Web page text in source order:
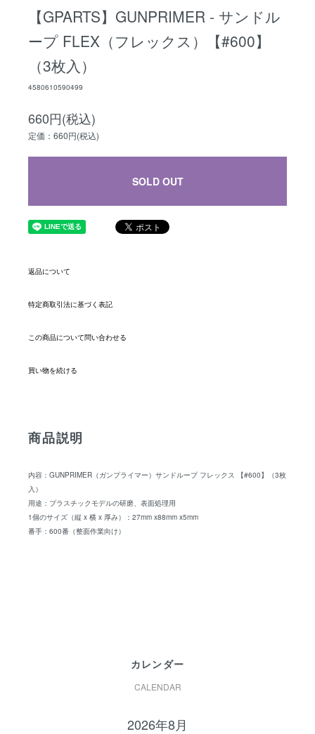
【GPARTS】GUNPRIMER - サンドル
ープ FLEX（フレックス）【#600】
（3枚入）
4580610590499
660円(税込)
定価：660円(税込)
SOLD OUT
返品について
特定商取引法に基づく表記
この商品について問い合わせる
買い物を続ける
商品説明
内容：GUNPRIMER（ガンプライマー）サンドループ フレックス 【#600】（3枚
入）
用途：プラスチックモデルの研磨、表面処理用
1個のサイズ（縦 x 横 x 厚み）：27mm x88mm x5mm
番手：600番（整面作業向け）
カレンダー
CALENDAR
2026年8月